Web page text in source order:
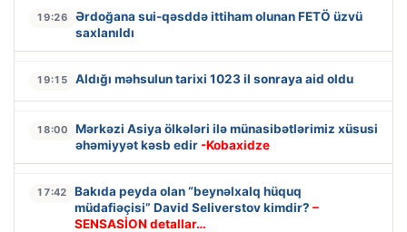
19:26
Ərdoğana sui-qəsddə ittiham olunan FETÖ üzvü
saxlanıldı
19:15 Aldığı məhsulun tarixi 1023 il sonraya aid oldu
18:00
Mərkəzi Asiya ölkələri ilə münasibətlərimiz xüsusi
əhəmiyyət kəsb edir -Kobaxidze
17:42
Bakıda peyda olan “beynəlxalq hüquq
müdafiəçisi” David Seliverstov kimdir? –
SENSASİON detallar…